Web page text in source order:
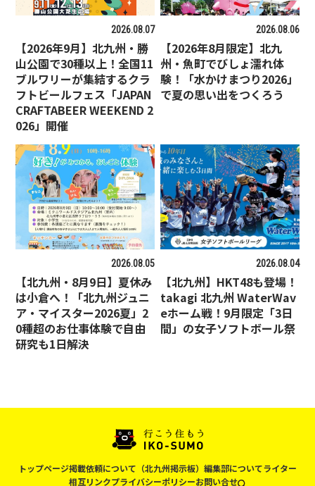
2026.08.07
【2026年9月】北九州・勝
山公園で30種以上！全国11
ブルワリーが集結するクラ
フトビールフェス「JAPAN
CRAFTABEER WEEKEND 2
026」開催
2026.08.06
【2026年8月限定】北九
州・魚町でびしょ濡れ体
験！「水かけまつり2026」
で夏の思い出をつくろう
2026.08.05
【北九州・8月9日】夏休み
は小倉へ！「北九州ジュニ
ア・マイスター2026夏」2
0種超のお仕事体験で自由
研究も1日解決
2026.08.04
【北九州】HKT48も登場！
takagi 北九州 WaterWav
eホーム戦！9月限定「3日
間」の女子ソフトボール祭
トップページ掲載依頼について（北九州掲示板） 編集部についてライター
相互リンクプライバシーポリシーお問い合せ